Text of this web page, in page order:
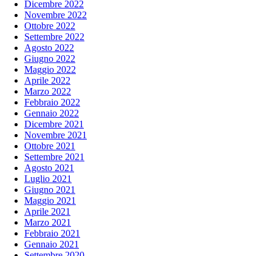
Dicembre 2022
Novembre 2022
Ottobre 2022
Settembre 2022
Agosto 2022
Giugno 2022
Maggio 2022
Aprile 2022
Marzo 2022
Febbraio 2022
Gennaio 2022
Dicembre 2021
Novembre 2021
Ottobre 2021
Settembre 2021
Agosto 2021
Luglio 2021
Giugno 2021
Maggio 2021
Aprile 2021
Marzo 2021
Febbraio 2021
Gennaio 2021